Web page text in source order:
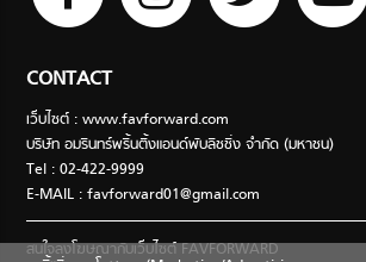
CONTACT
เว็บไซต์ : www.favforward.com
บริษัท อมรินทร์พริ้นติ้งแอนด์พับลิชชิ่ง จำกัด (มหาชน)
Tel : 02-422-9999
E-MAIL :favforward01@gmail.com
สนใจลงโฆษณากับเว็บไซต์ FAVFORWARD